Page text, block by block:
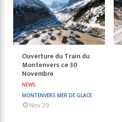
Ouverture du Train du
Montenvers ce 30
Novembre
NEWS
MONTENVERS MER DE GLACE
Nov 29